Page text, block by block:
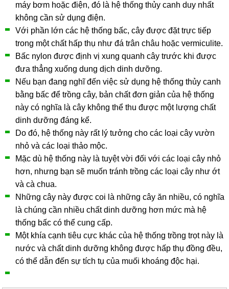
máy bơm hoặc điện, đó là hệ thống thủy canh duy nhất
không cần sử dụng điện.
Với phần lớn các hệ thống bấc, cây được đặt trực tiếp
trong một chất hấp thụ như đá trân châu hoặc vermiculite.
Bấc nylon được định vị xung quanh cây trước khi được
đưa thẳng xuống dung dịch dinh dưỡng.
Nếu bạn đang nghĩ đến việc sử dụng hệ thống thủy canh
bằng bấc để trồng cây, bản chất đơn giản của hệ thống
này có nghĩa là cây không thể thu được một lượng chất
dinh dưỡng đáng kể.
Do đó, hệ thống này rất lý tưởng cho các loại cây vườn
nhỏ và các loại thảo mộc.
Mặc dù hệ thống này là tuyệt vời đối với các loại cây nhỏ
hơn, nhưng bạn sẽ muốn tránh trồng các loại cây như ớt
và cà chua.
Những cây này được coi là những cây ăn nhiều, có nghĩa
là chúng cần nhiều chất dinh dưỡng hơn mức mà hệ
thống bấc có thể cung cấp.
Một khía cạnh tiêu cực khác của hệ thống trồng trọt này là
nước và chất dinh dưỡng không được hấp thụ đồng đều,
có thể dẫn đến sự tích tụ của muối khoáng độc hại.